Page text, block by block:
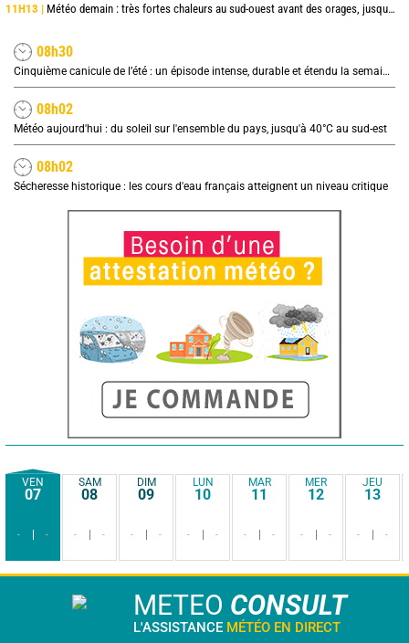
11H13 | Météo demain : très fortes chaleurs au sud-ouest avant des orages, jusqu'à 39°C
08h30
Cinquième canicule de l’été : un épisode intense, durable et étendu la semaine prochaine
08h02
Météo aujourd'hui : du soleil sur l'ensemble du pays, jusqu'à 40°C au sud-est
08h02
Sécheresse historique : les cours d'eau français atteignent un niveau critique
VEN
07
- -
SAM
08
- -
DIM
09
- -
LUN
10
- -
MAR
11
- -
MER
12
- -
JEU
13
- -
METEO CONSULT
L'ASSISTANCE MÉTÉO EN DIRECT